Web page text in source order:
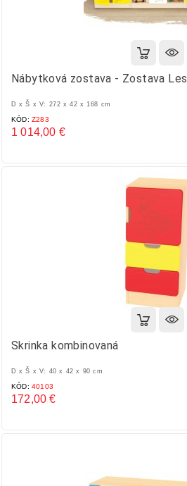
Nábytková zostava - Zostava Les
D x Š x V: 272 x 42 x 168 cm
KÓD: Z283
1 014,00 €
Skrinka kombinovaná
D x Š x V: 40 x 42 x 90 cm
KÓD: 40103
172,00 €